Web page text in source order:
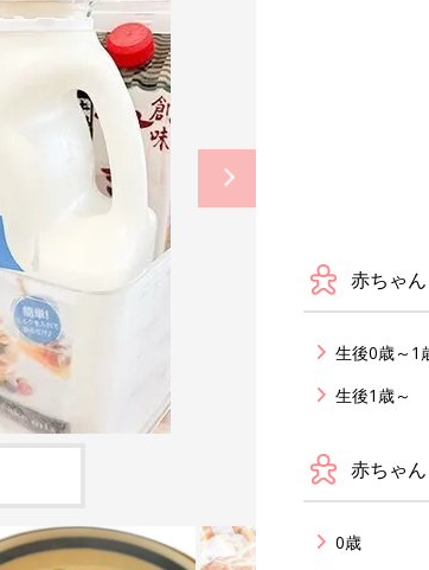
赤ちゃ
生後0歳～1
生後1歳～
赤ちゃ
0歳